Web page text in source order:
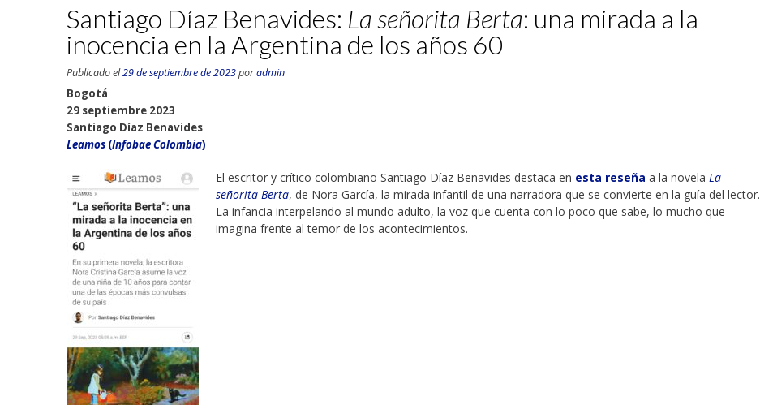
Santiago Díaz Benavides: La señorita Berta: una mirada a la
inocencia en la Argentina de los años 60
Publicado el29 de septiembre de 2023poradmin
Bogotá
29 septiembre 2023
Santiago Díaz Benavides
Leamos (Infobae Colombia)
El escritor y crítico colombiano Santiago Díaz Benavides destaca en esta reseña a la novela La
señorita Berta, de Nora García, la mirada infantil de una narradora que se convierte en la guía del lector.
La infancia interpelando al mundo adulto, la voz que cuenta con lo poco que sabe, lo mucho que
imagina frente al temor de los acontecimientos.